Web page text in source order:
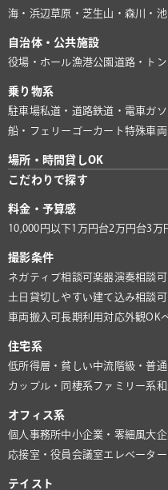
海・浜辺草原・芝生山・森川・池
自治体・公共施設
役場・ホール漁港公園 道路・ト
乗り物系
駐車場私道・道路鉄道・電車ガ
船・フェリー ゴーカート特殊車両
場所・時間貸しOK
こだわりで探す
料金・予算感
10,000円以下1万円台2万円台3万
撮影条件
ネガティブ相談可楽器演奏相談可
土日貸切しやすい建て込み相談可
車両搬入可長期利用対応外観OK
住宅系
低所得層・貧しい中流階級・普通
カップル・同棲系ファミリー系
オフィス系
個人事務所中小企業・零細風大
応接室・役員会議室 エレベーター
テイスト